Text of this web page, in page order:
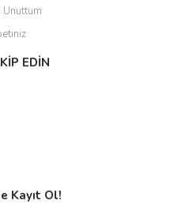
Unuttum
EDİN
Kayıt Ol!